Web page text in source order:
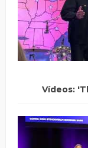
Vídeos: